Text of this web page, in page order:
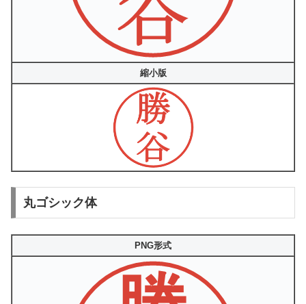
縮小版
丸ゴシック体
PNG形式